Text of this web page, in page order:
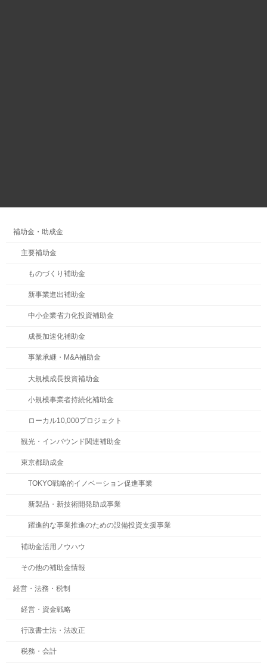
補助金・助成金
主要補助金
ものづくり補助金
新事業進出補助金
中小企業省力化投資補助金
成長加速化補助金
事業承継・M&A補助金
大規模成長投資補助金
小規模事業者持続化補助金
ローカル10,000プロジェクト
観光・インバウンド関連補助金
東京都助成金
TOKYO戦略的イノベーション促進事業
新製品・新技術開発助成事業
躍進的な事業推進のための設備投資支援事業
補助金活用ノウハウ
その他の補助金情報
経営・法務・税制
経営・資金戦略
行政書士法・法改正
税務・会計